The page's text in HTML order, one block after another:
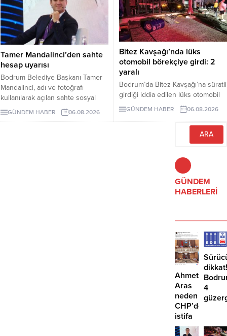
Tamer Mandalinci’den sahte
hesap uyarısı
Bodrum Belediye Başkanı Tamer
Mandalinci, adı ve fotoğrafı
kullanılarak açılan sahte sosyal
medya hesaplarına karşı uyarıda
bulundu. Mandalinci, tek resmî
GÜNDEM HABER 06.08.2026
Bitez Kavşağı’nda lüks
otomobil börekçiye girdi: 2
yaralı
Bodrum’da Bitez Kavşağı’na süratli
girdiği iddia edilen lüks otomobil
börekçiye girdi. Kazada sürücü ve
GÜNDEM HABER 06.08.2026
GÜNDEM
HABERLERİ
Ahmet
Aras
neden
CHP’den
istifa
etmiyor?
dikkat!
4